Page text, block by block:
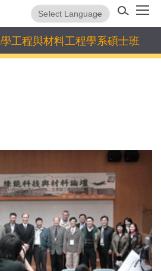
工程與材料工程學系碩士班
Translate